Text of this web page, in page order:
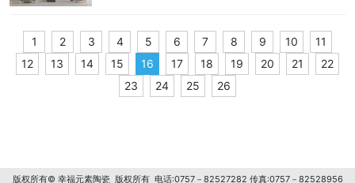
1 2 3 4 5 6 7 8 9 10
11
12
13 14 15 16 17 18 19 20 21
22
23
24 25 26
版权所有© 幸福元素陶瓷 版权所有 电话:0757－82527282 传真:0757－82528956